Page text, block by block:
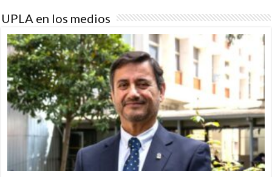
UPLA en los medios